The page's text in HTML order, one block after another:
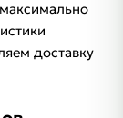
доставку